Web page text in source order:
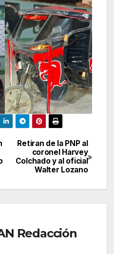
Retiran de la PNP al
coronel Harvey
Colchado y al oficial
Walter Lozano
Redacción